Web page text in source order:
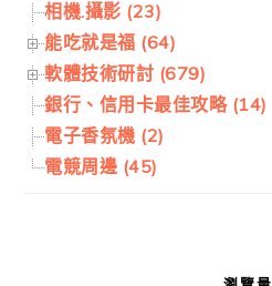
相機.攝影 (23)
能吃就是福 (64)
軟體技術研討 (679)
銀行、信用卡最佳攻略 (14)
電子香氛機 (2)
電競周邊 (45)